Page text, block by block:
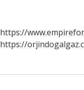
https://
https://